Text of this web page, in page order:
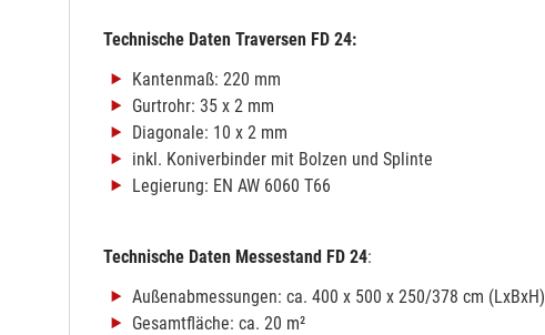
Technische Daten Traversen FD 24:
Kantenmaß: 220 mm
Gurtrohr: 35 x 2 mm
Diagonale: 10 x 2 mm
inkl. Koniverbinder mit Bolzen und Splinte
Legierung: EN AW 6060 T66
Technische Daten Messestand FD 24:
Außenabmessungen: ca. 400 x 500 x 250/378 cm (LxBxH)
Gesamtfläche: ca. 20 m²